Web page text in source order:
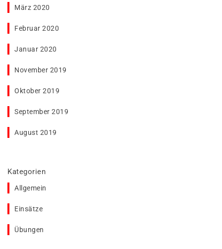
März 2020
Februar 2020
Januar 2020
November 2019
Oktober 2019
September 2019
August 2019
Kategorien
Allgemein
Einsätze
Übungen